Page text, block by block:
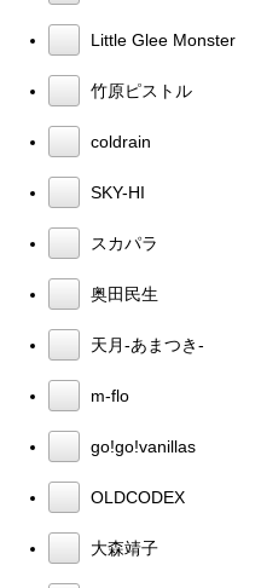
Little Glee Monster
竹原ピストル
coldrain
SKY-HI
スカパラ
奥田民生
天月-あまつき-
m-flo
go!go!vanillas
OLDCODEX
大森靖子